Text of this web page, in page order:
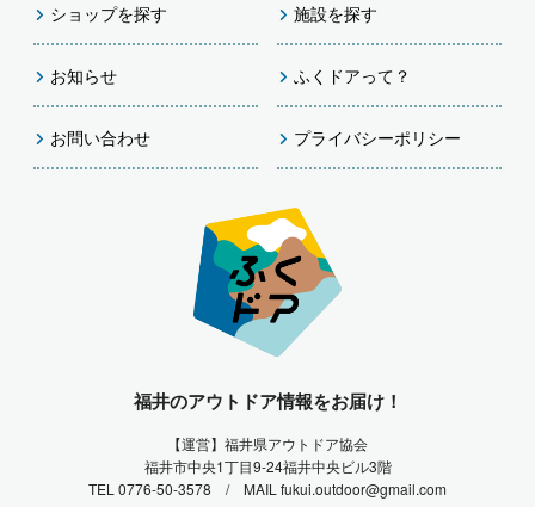
ショップを探す 施設を探す
お知らせ ふくドアって？
お問い合わせ プライバシーポリシー
福井のアウトドア情報をお届け！
【運営】福井県アウトドア協会
福井市中央1丁目9-24福井中央ビル3階
TEL 0776-50-3578 / MAIL fukui.outdoor@gmail.com